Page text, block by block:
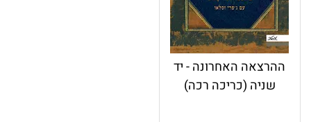
ההרצאה האחרונה - יד
שניה (כריכה רכה)